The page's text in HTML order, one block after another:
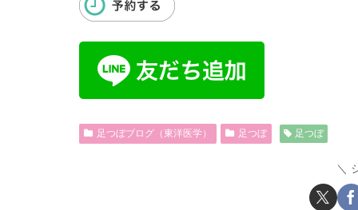
足つぼブログ（東洋医学） 足つぼ 足つぼ